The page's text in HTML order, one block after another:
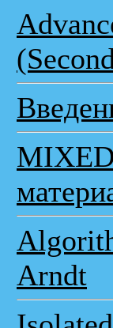
Arndt